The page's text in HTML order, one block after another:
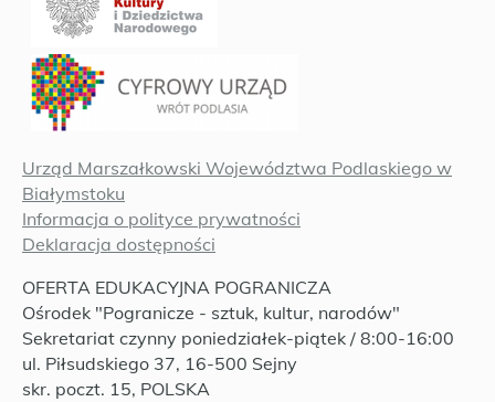
Urząd Marszałkowski Województwa Podlaskiego w
Białymstoku
Informacja o polityce prywatności
Deklaracja dostępności
OFERTA EDUKACYJNA POGRANICZA
Ośrodek "Pogranicze - sztuk, kultur, narodów"
Sekretariat czynny poniedziałek-piątek / 8:00-16:00
ul. Piłsudskiego 37, 16-500 Sejny
skr. poczt. 15, POLSKA